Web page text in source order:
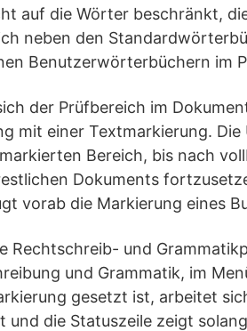
auf die Wörter beschränkt,
neben den
Benutzerwörterbüchern im
der Prüfbereich im
mit einer Textmarkierung.
Bereich, bis nach
Dokuments
vorab die Markierung eines
Rechtschreib- und
und Grammatik, im
gesetzt ist, arbeitet
und die Statuszeile zeigt